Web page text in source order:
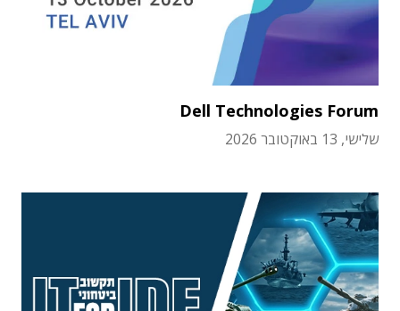
Dell Technologies Forum
שלישי, 13 באוקטובר 2026